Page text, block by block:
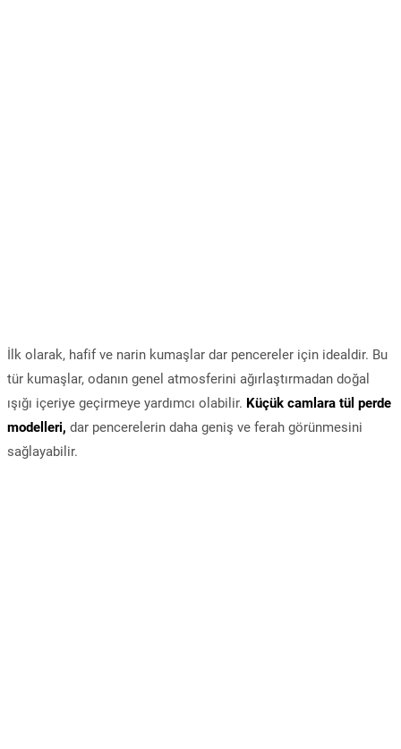
İlk olarak, hafif ve narin kumaşlar dar pencereler için idealdir. Bu
tür kumaşlar, odanın genel atmosferini ağırlaştırmadan doğal
ışığı içeriye geçirmeye yardımcı olabilir. Küçük camlara tül perde
modelleri, dar pencerelerin daha geniş ve ferah görünmesini
sağlayabilir.